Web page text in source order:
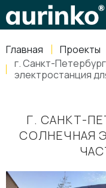
Главная
Проекты
г. Санкт-
электростанция
Г. САНКТ-
СОЛНЕЧНАЯ
Россия, Свердловская
8-800-770-79-40